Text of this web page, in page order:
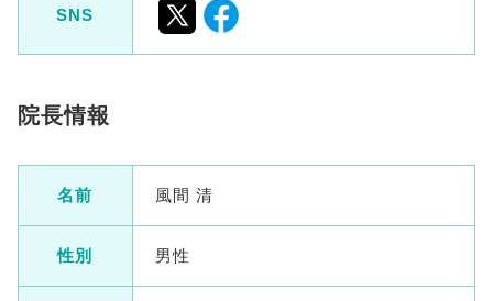
SNS
院長情報
名前 風間 清
性別 男性